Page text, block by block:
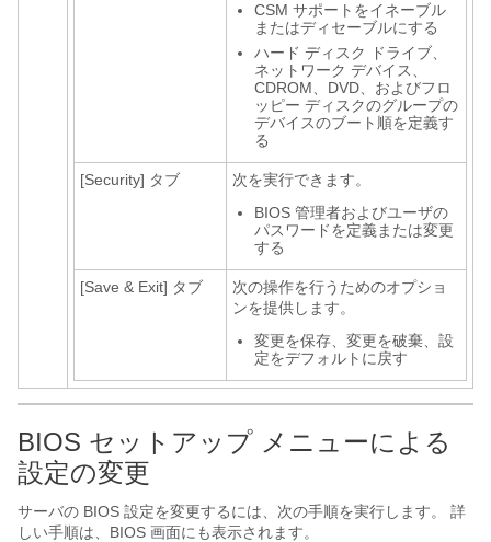
CSM サポートをイネーブル
またはディセーブルにする
ハード ディスク ドライブ、
ネットワーク デバイス、
CDROM、DVD、およびフロ
ッピー ディスクのグループの
デバイスのブート順を定義す
る
[Security] タブ
次を実行できます。
BIOS 管理者およびユーザの
パスワードを定義または変更
する
[Save & Exit] タブ
次の操作を行うためのオプショ
ンを提供します。
変更を保存、変更を破棄、設
定をデフォルトに戻す
BIOS セットアップ メニューによる
設定の変更
サーバの BIOS 設定を変更するには、次の手順を実行します。 詳
しい手順は、BIOS 画面にも表示されます。